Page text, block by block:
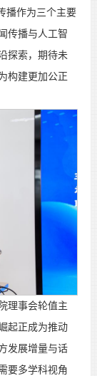
播作为三个主要
传播与人工智
探索，期待未
构建更加公正
理事会轮值主
起正成为推动
发展增量与话
要多学科视角